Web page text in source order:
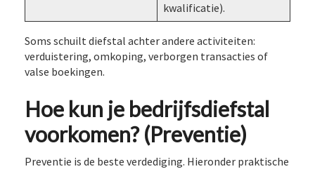
kwalificatie).
Soms schuilt diefstal achter andere activiteiten:
verduistering, omkoping, verborgen transacties of
valse boekingen.
Hoe kun je bedrijfsdiefstal
voorkomen? (Preventie)
Preventie is de beste verdediging. Hieronder praktische